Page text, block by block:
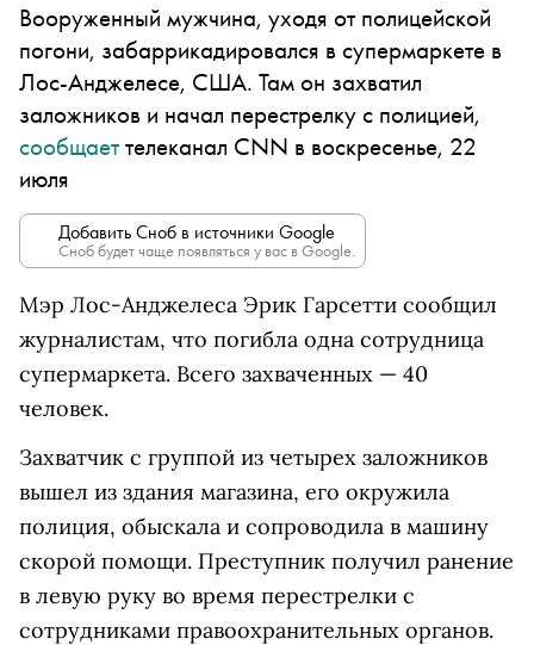
Вооруженный мужчина, уходя от полицейской
погони, забаррикадировался в супермаркете в
Лос-Анджелесе, США. Там он захватил
заложников и начал перестрелку с полицией,
сообщаеттелеканал CNN в воскресенье, 22
июля
Добавить Сноб в источники Google
Сноб будет чаще появляться у вас в Google.
Мэр Лос-Анджелеса Эрик Гарсетти сообщил
журналистам, что погибла одна сотрудница
супермаркета. Всего захваченных — 40
человек.
Захватчик с группой из четырех заложников
вышел из здания магазина, его окружила
полиция, обыскала и сопроводила в машину
скорой помощи. Преступник получил ранение
в левую руку во время перестрелки с
сотрудниками правоохранительных органов.